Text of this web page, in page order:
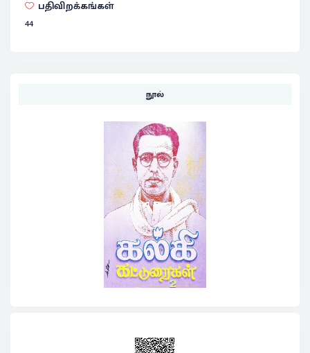
பதிவிறக்கங்கள்
44
நூல்